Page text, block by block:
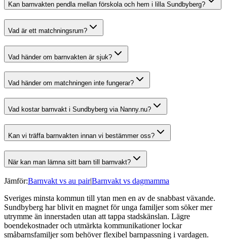
Kan barnvakten pendla mellan förskola och hem i lilla Sundbyberg?
Vad är ett matchningsrum?
Vad händer om barnvakten är sjuk?
Vad händer om matchningen inte fungerar?
Vad kostar barnvakt i Sundbyberg via Nanny.nu?
Kan vi träffa barnvakten innan vi bestämmer oss?
När kan man lämna sitt barn till barnvakt?
Jämför:Barnvakt vs au pair|Barnvakt vs dagmamma
Sveriges minsta kommun till ytan men en av de snabbast växande.
Sundbyberg har blivit en magnet för unga familjer som söker mer
utrymme än innerstaden utan att tappa stadskänslan. Lägre
boendekostnader och utmärkta kommunikationer lockar
småbarnsfamiljer som behöver flexibel barnpassning i vardagen.